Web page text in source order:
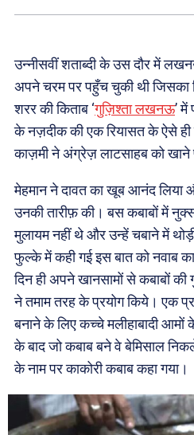
उन्नीसवीं शताब्दी के उस दौर में
अपने चरम पर पहुँच चुकी थी जिसका
शरर की किताब ‘गुज़िश्ता लखनऊ’
के नज़दीक की एक रियासत के ऐसे ही
काज़मी ने अंग्रेज़ लाटसाहब को खाने
मेहमान ने दावत का खूब आनंद
उनकी तारीफ़ की। बस कबाबों में
मुलायम नहीं थे और उन्हें चबाने में
फुल्के में कही गई इस बात को नवाब
दिन ही अपने खानसामों से कबाबों
ने तमाम तरह के प्रयोग किये। एक
बनाने के लिए कच्चे मलीहाबादी
के बाद जो कबाब बने वे बेमिसाल
के नाम परकाकोरीकबाब कहा गया।